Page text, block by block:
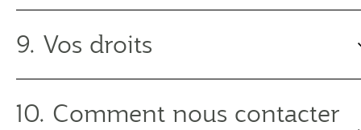
9. Vos droits
10. Comment nous contacter